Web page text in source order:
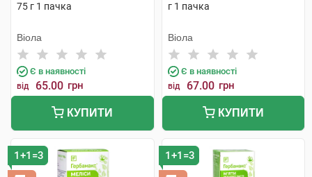
75 г 1 пачка
Віола
Є в наявності
від 65.00 грн
КУПИТИ
г 1 пачка
Віола
Є в наявності
від 67.00 грн
КУПИТИ
1+1=3 1+1=3